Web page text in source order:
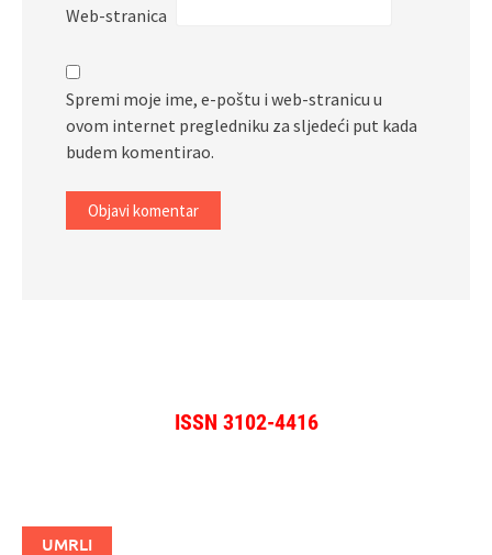
Web-stranica
Spremi moje ime, e-poštu i web-stranicu u
ovom internet pregledniku za sljedeći put kada
budem komentirao.
ISSN 3102-4416
UMRLI